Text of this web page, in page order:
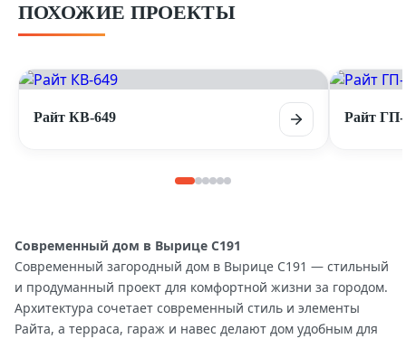
ПОХОЖИЕ ПРОЕКТЫ
Райт КВ-649 Райт ГП-
Современный дом в Вырице C191
Современный загородный дом в Вырице C191 — стильный
и продуманный проект для комфортной жизни за городом.
Архитектура сочетает современный стиль и элементы
Райта, а терраса, гараж и навес делают дом удобным для